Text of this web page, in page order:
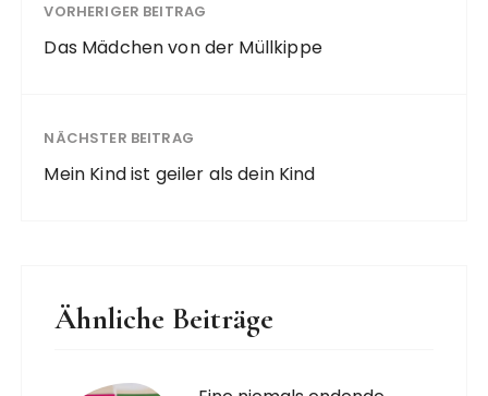
VORHERIGER BEITRAG
Das Mädchen von der Müllkippe
NÄCHSTER BEITRAG
Mein Kind ist geiler als dein Kind
Ähnliche Beiträge